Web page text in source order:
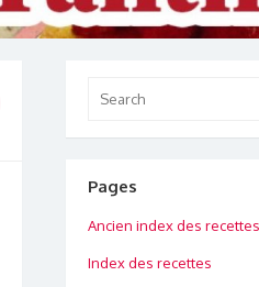
for:
Pages
Ancien index des recettes
Index des recettes